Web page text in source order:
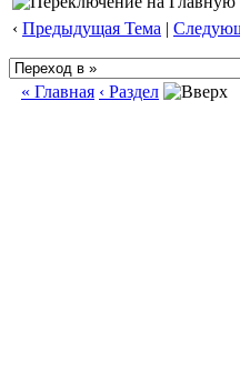
‹ Предыдущая Тема |
« Главная ‹ Раздел